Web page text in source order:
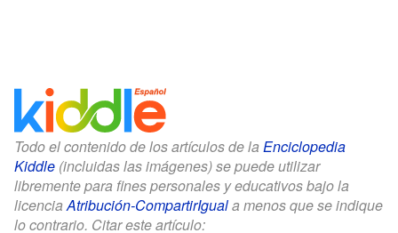
Todo el contenido de los artículos de la Enciclopedia
Kiddle (incluidas las imágenes) se puede utilizar
libremente para fines personales y educativos bajo la
licenciaAtribución-CompartirIguala menos que se indique
lo contrario. Citar este artículo: